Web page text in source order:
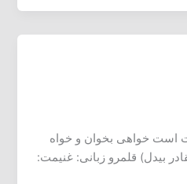
است خواهی بخوان و خواه
بیدل) قلمرو زبانی: غنیمت: